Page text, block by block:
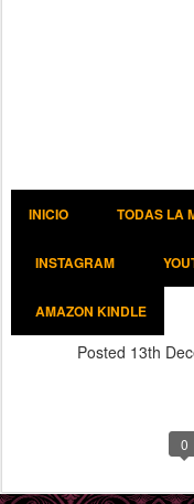
INICIO TODAS LA
INSTAGRAM
AMAZON KINDLE
Posted 13th
0